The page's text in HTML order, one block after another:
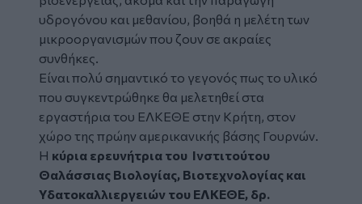
υδρογόνου και μεθανίου, βοηθά η μελέτη των
μικροοργανισμών που ζουν σε ακραίες
συνθήκες.
Είναι πολύ σημαντικό το γεγονός πως το υλικό
που συγκεντρώθηκε θα μελετηθεί στα
εργαστήρια του ΕΛΚΕΘΕ στην Κρήτη, στον
χώρο της πρώην αμερικανικής βάσης Γουρνών.
Η κύρια ερευνήτρια του Ινστιτούτου
Θαλάσσιας Βιολογίας, Βιοτεχνολογίας και
Υδατοκαλλιεργειών του ΕΛΚΕΘΕ, δρ.